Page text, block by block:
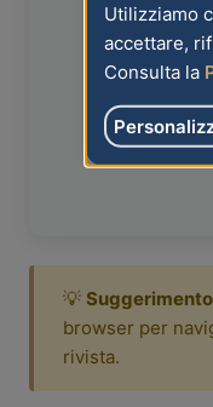
💡
browser per
rivista.
Utilizziamo
accettare,
Consulta la